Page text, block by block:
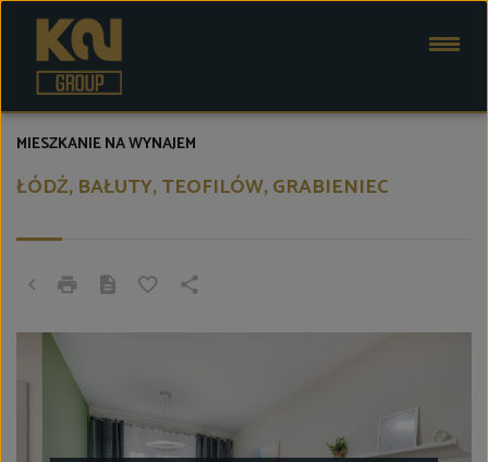
ŁÓDŹ, BAŁUTY, TEOFILÓW, GRABIENIEC
MIESZKANIE NA WYNAJEM